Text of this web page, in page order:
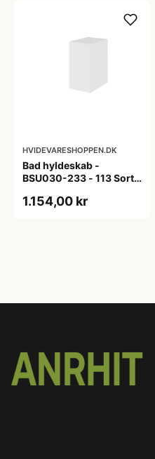
HVIDEVARESHOPPEN.DK
Bad hyldeskab -
BSU030-233 - 113 Sort
1.154,00 kr